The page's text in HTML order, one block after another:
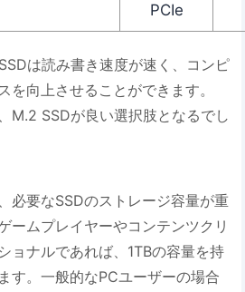
PCIe
は読み書き速度が速く、コンピ
を向上させることができます。
M.2 SSDが良い選択肢となるでし
必要なSSDのストレージ容量が重
ームプレイヤーやコンテンツクリ
ョナルであれば、1TBの容量を持
す。一般的なPCユーザーの場合